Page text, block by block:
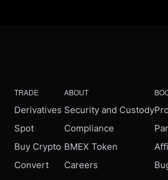
TRADE
Derivatives
Spot
Buy Crypto
Convert
ABOUT
Security and Custody
Compliance
BMEX Token
Careers